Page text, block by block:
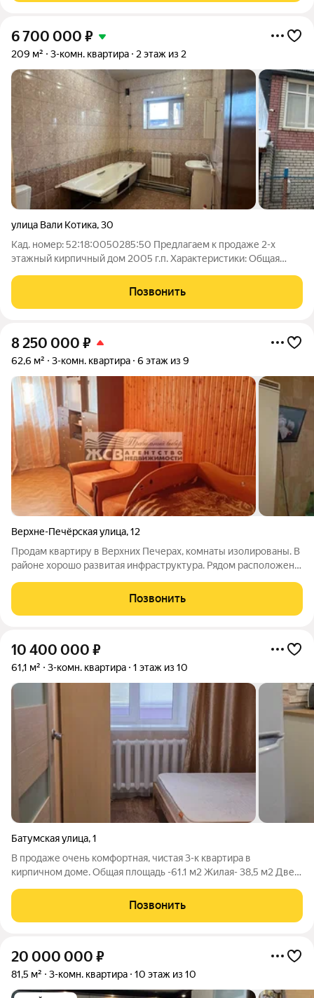
6 700 000 ₽
209 м² 3-комн. квартира 2 этаж из 2
улица Вали Котика,30
Кад. номер: 52:18:0050285:50 Предлагаем к продаже 2-х
этажный кирпичный дом 2005 г.п. Характеристики: Общая
Сан. узел совмещенный -2 шт Просторный 2-х этажный
кирпичный дом в городе. В дом
Позвонить
8 250 000 ₽
62,6 м² 3-комн. квартира 6 этаж из 9
Верхне-Печёрская улица,12
Продам квартиру в Верхних Печерах, комнаты изолированы. В
районе хорошо развитая инфраструктура. Рядом расположены
также торговые центры Индиго и Лента. В шаговой
доступности Казанское шоссе
Позвонить
10 400 000 ₽
61,1 м² 3-комн. квартира 1 этаж из 10
Батумская улица,1
В продаже очень комфортная, чистая 3-к квартира в
кирпичном доме. Общая площадь -61.1 м2 Жилая- 38,5 м2 Две
технику, то есть квартира полностью готова к проживанию. В
пешей доступности парк Швейцарии.
Позвонить
20 000 000 ₽
81,5 м² 3-комн. квартира 10 этаж из 10